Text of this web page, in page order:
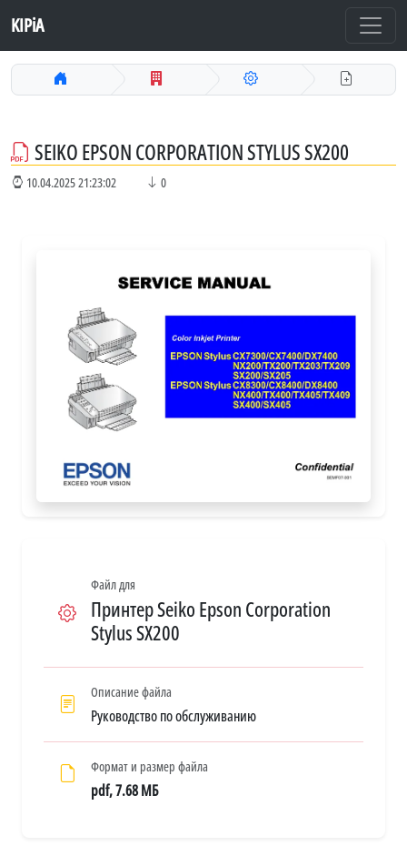
KIPiA
SEIKO EPSON CORPORATION STYLUS SX200
10.04.2025 21:23:02 0
Файл для
Принтер Seiko Epson Corporation
Stylus SX200
Описание файла
Руководство по обслуживанию
Формат и размер файла
pdf, 7.68 МБ